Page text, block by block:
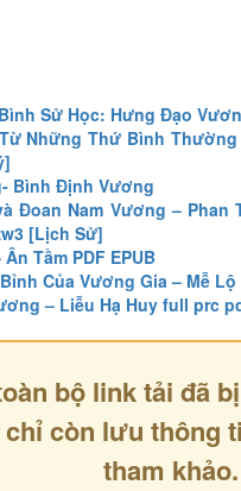
Sử Học: Hưng Đạo
Những Thứ Bình
Bình Định Vương
Đoan Nam Vương – Phan
[Lịch Sử]
Tầm PDF EPUB
Của Vương Gia – Mễ
– Liễu Hạ Huy full prc
bộ link tải đã
còn lưu thông
tham khảo.